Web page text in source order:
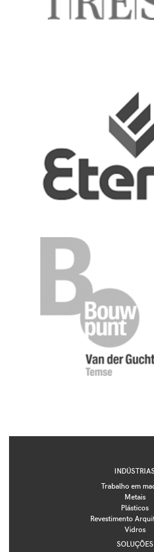
Trabalho em
Metais
Plásticos
Revestimento
Vidros
SOLUÇÕES